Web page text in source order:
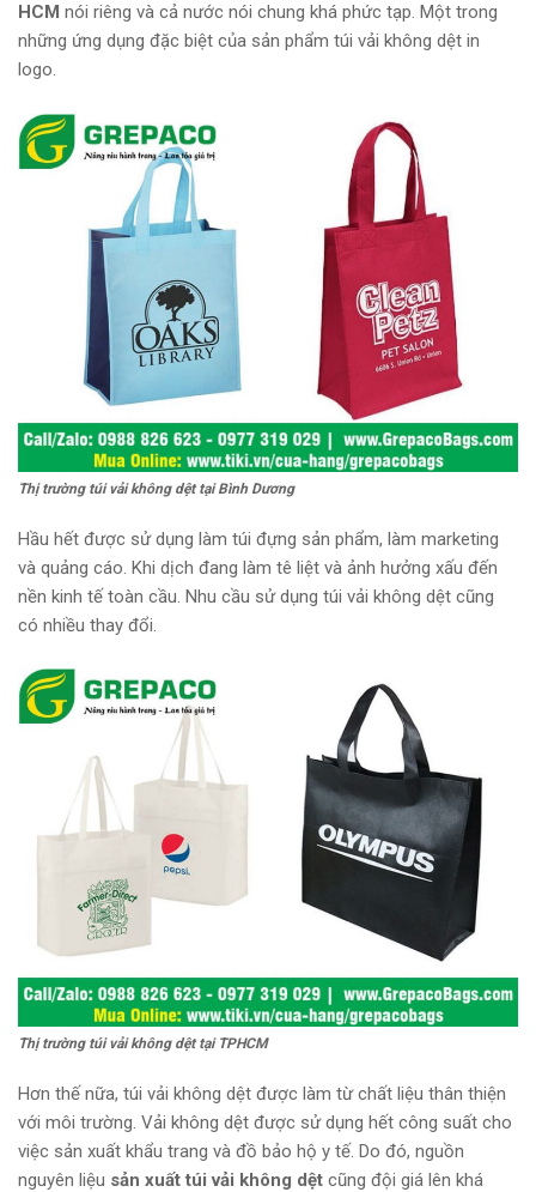
HCM nói riêng và cả nước nói chung khá phức tạp. Một trong
những ứng dụng đặc biệt của sản phẩm túi vải không dệt in
logo.
Thị trường túi vải không dệt tại Bình Dương
Hầu hết được sử dụng làm túi đựng sản phẩm, làm marketing
và quảng cáo. Khi dịch đang làm tê liệt và ảnh hưởng xấu đến
nền kinh tế toàn cầu. Nhu cầu sử dụng túi vải không dệt cũng
có nhiều thay đổi.
Thị trường túi vải không dệt tại TPHCM
Hơn thế nữa, túi vải không dệt được làm từ chất liệu thân thiện
với môi trường. Vải không dệt được sử dụng hết công suất cho
việc sản xuất khẩu trang và đồ bảo hộ y tế. Do đó, nguồn
nguyên liệu sản xuất túi vải không dệt cũng đội giá lên khá